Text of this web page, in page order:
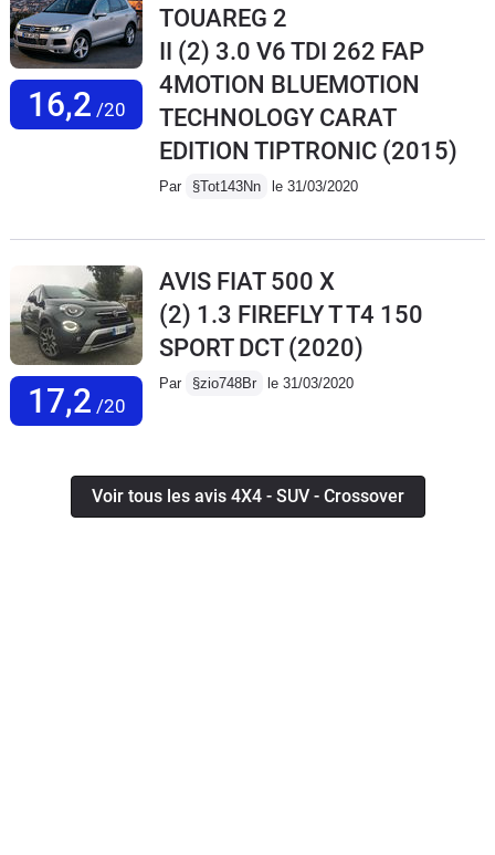
16,2 /20
TOUAREG 2
II (2) 3.0 V6 TDI 262 FAP
4MOTION BLUEMOTION
TECHNOLOGY CARAT
EDITION TIPTRONIC (2015)
Par §Tot143Nn le 31/03/2020
17,2 /20
AVIS FIAT 500 X
(2) 1.3 FIREFLY T T4 150
SPORT DCT(2020)
Par §zio748Br le 31/03/2020
Voir tous les avis 4X4 - SUV - Crossover